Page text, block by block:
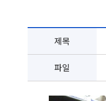
제목
파일